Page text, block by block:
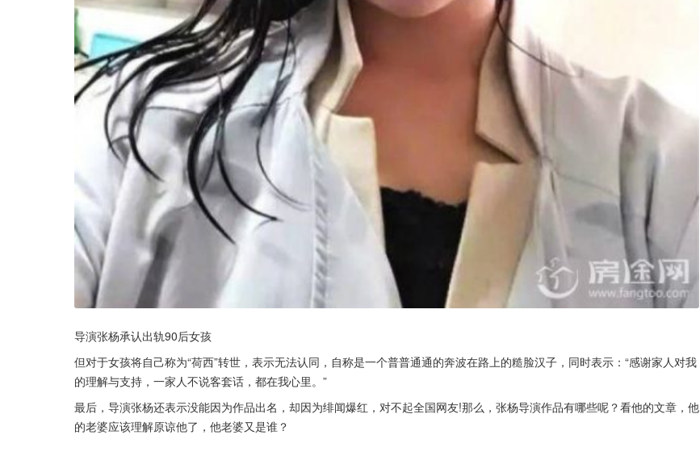
导演张杨承认出轨90后女孩
但对于女孩将自己称为“荷西”转世，表示无法认同，自称是一个普普通通的奔波在路上的糙脸汉子，同时表示：“感谢家人对我
的理解与支持，一家人不说客套话，都在我心里。”
最后，导演张杨还表示没能因为作品出名，却因为绯闻爆红，对不起全国网友!那么，张杨导演作品有哪些呢？看他的文章，他
的老婆应该理解原谅他了，他老婆又是谁？